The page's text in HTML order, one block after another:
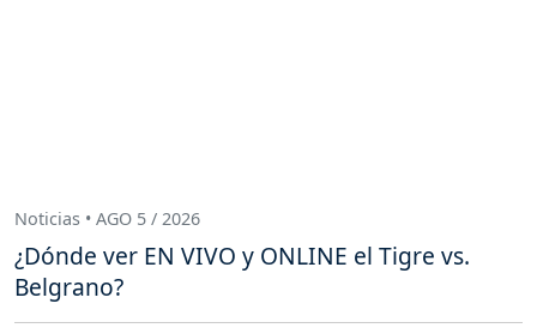
Noticias • AGO 5 / 2026
¿Dónde ver EN VIVO y ONLINE el Tigre vs.
Belgrano?